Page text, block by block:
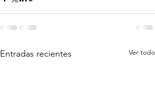
Entradas recientes Ver todo